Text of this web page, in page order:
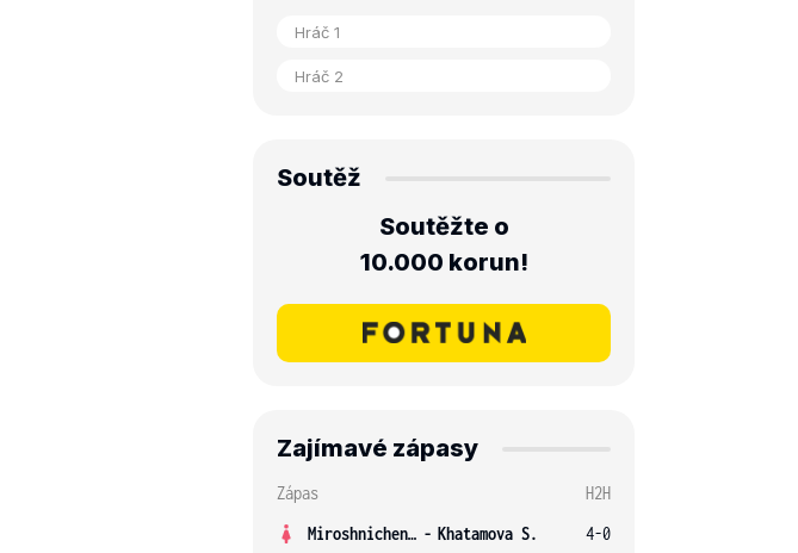
Soutěž
Soutěžte o
10.000 korun!
Zajímavé zápasy
Zápas
H2H
Miroshnichenko V. - Khatamova S.
4-0